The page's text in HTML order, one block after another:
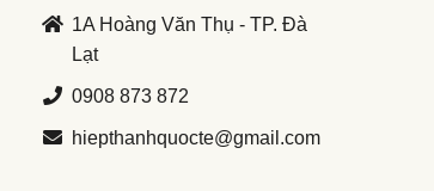
1A Hoàng Văn Thụ - TP. Đà
Lạt
0908 873 872
hiepthanhquocte@gmail.com